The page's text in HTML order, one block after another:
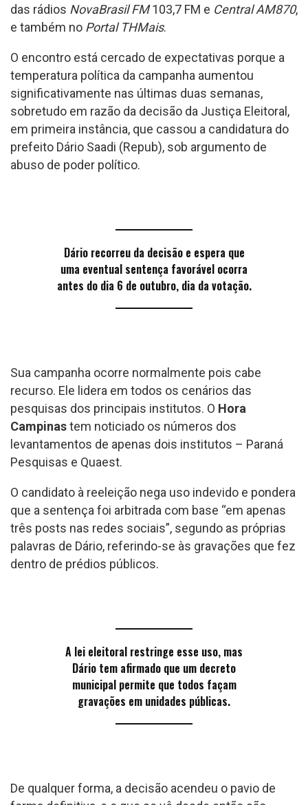
das rádios NovaBrasil FM103,7 FM e Central AM870,
e também no Portal THMais.
O encontro está cercado de expectativas porque a
temperatura política da campanha aumentou
significativamente nas últimas duas semanas,
sobretudo em razão da decisão da Justiça Eleitoral,
em primeira instância, que cassou a candidatura do
prefeito Dário Saadi (Repub), sob argumento de
abuso de poder político.
Dário recorreu da decisão e espera que
uma eventual sentença favorável ocorra
antes do dia 6 de outubro, dia da votação.
Sua campanha ocorre normalmente pois cabe
recurso. Ele lidera em todos os cenários das
pesquisas dos principais institutos. O Hora
Campinastem noticiado os números dos
levantamentos de apenas dois institutos – Paraná
Pesquisas e Quaest.
O candidato à reeleição nega uso indevido e pondera
que a sentença foi arbitrada com base “em apenas
três posts nas redes sociais”, segundo as próprias
palavras de Dário, referindo-se às gravações que fez
dentro de prédios públicos.
A lei eleitoral restringe esse uso, mas
Dário tem afirmado que um decreto
municipal permite que todos façam
gravações em unidades públicas.
De qualquer forma, a decisão acendeu o pavio de